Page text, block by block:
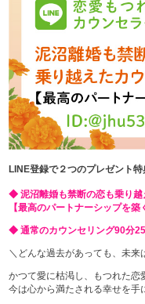
LINE登録で２つのプレゼント特
◆ 泥沼離婚も禁断の恋も乗り越
【最高のパートナーシップを築
◆ 通常のカウンセリング90分
＼どんな過去があっても、未
かつて愛に枯渇し、もつれた恋
今は心から満たされる幸せを手